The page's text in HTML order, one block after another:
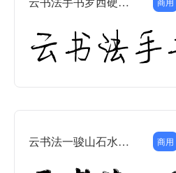
云书法一骏山石水墨简 商用